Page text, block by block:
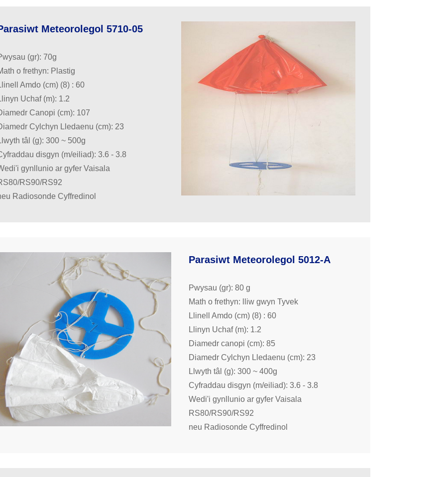
Meteorolegol 5710-05
(gr): 70g
o frethyn: Plastig
Amdo (cm) (8) : 60
Uchaf (m): 1.2
Canopi (cm): 107
Cylchyn Lledaenu (cm): 23
tâl (g): 300 ~ 500g
disgyn (m/eiliad): 3.6 - 3.8
gynllunio ar gyfer Vaisala
RS90/RS92
Radiosonde Cyffredinol
Parasiwt Meteorolegol 5012-A
Pwysau (gr): 80 g
Math o frethyn: lliw gwyn Tyvek
Llinell Amdo (cm) (8) : 60
Llinyn Uchaf (m): 1.2
Diamedr canopi (cm): 85
Diamedr Cylchyn Lledaenu (cm): 23
Llwyth tâl (g): 300 ~ 400g
Cyfraddau disgyn (m/eiliad): 3.6 - 3.8
Wedi'i gynllunio ar gyfer Vaisala
RS80/RS90/RS92
neu Radiosonde Cyffredinol